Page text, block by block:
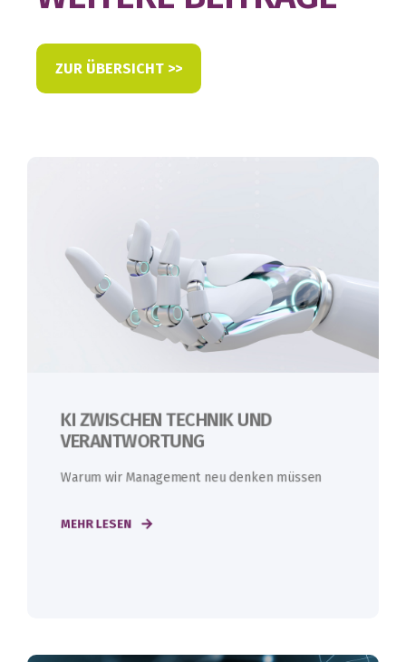
ZUR ÜBERSICHT >>
KI ZWISCHEN TECHNIK UND
VERANTWORTUNG
Warum wir Management neu denken müssen
MEHR LESEN